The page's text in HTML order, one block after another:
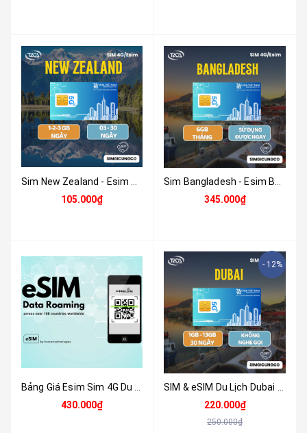
105.000₫
345.000₫
430.000₫
- 12%
220.000₫
250.000₫